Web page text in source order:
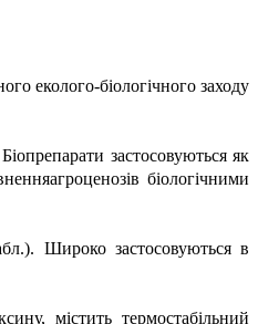
еколого-біологічного заходу
застосовуються як
біологічними
Широко застосовуються в
містить термостабільний